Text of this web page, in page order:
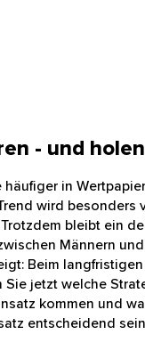
trägt und
häufiger in
wird
Trotzdem bleibt
Männern
Beim
Lesen Sie jetzt
kommen und
Ansatz